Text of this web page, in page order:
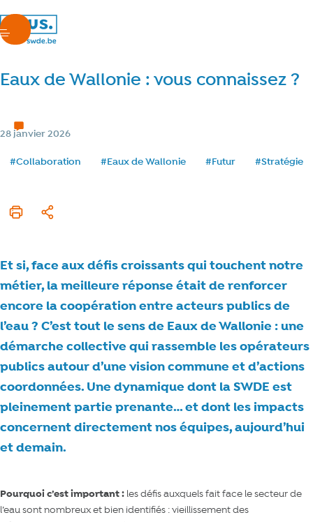
nous.swde
menu
Eaux de Wallonie : vous connaissez ?
Catégorie
Date de publication
28 janvier 2026
Tags
#Collaboration #Eaux de Wallonie #Futur #Stratégie
Imprimer cet article
Partager
Et si, face aux défis croissants qui touchent notre
métier, la meilleure réponse était de renforcer
encore la coopération entre acteurs publics de
l’eau ? C’est tout le sens de Eaux de Wallonie : une
démarche collective qui rassemble les opérateurs
publics autour d’une vision commune et d’actions
coordonnées. Une dynamique dont la SWDE est
pleinement partie prenante… et dont les impacts
concernent directement nos équipes, aujourd’hui
et demain.
Pourquoi c’est important : les défis auxquels fait face le secteur de
l’eau sont nombreux et bien identifiés : vieillissement des